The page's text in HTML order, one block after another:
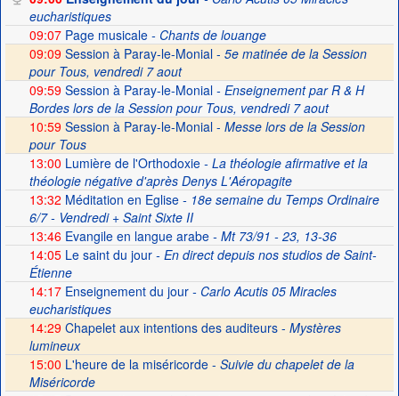
eucharistiques
09:07Page musicale- Chants de louange
09:09 Session à Paray-le-Monial - 5e matinée de la Session
pour Tous, vendredi 7 aout
09:59Session à Paray-le-Monial- Enseignement par R & H
Bordes lors de la Session pour Tous, vendredi 7 aout
10:59 Session à Paray-le-Monial - Messe lors de la Session
pour Tous
13:00 Lumière de l'Orthodoxie- La théologie afirmative et la
théologie négative d'après Denys L'Aéropagite
13:32 Méditation en Eglise- 18e semaine du Temps Ordinaire
6/7 - Vendredi + Saint Sixte II
13:46Evangile en langue arabe- Mt 73/91 - 23, 13-36
14:05Le saint du jour- En direct depuis nos studios de Saint-
Étienne
14:17Enseignement du jour- Carlo Acutis 05 Miracles
eucharistiques
14:29 Chapelet aux intentions des auditeurs - Mystères
lumineux
15:00 L'heure de la miséricorde - Suivie du chapelet de la
Miséricorde